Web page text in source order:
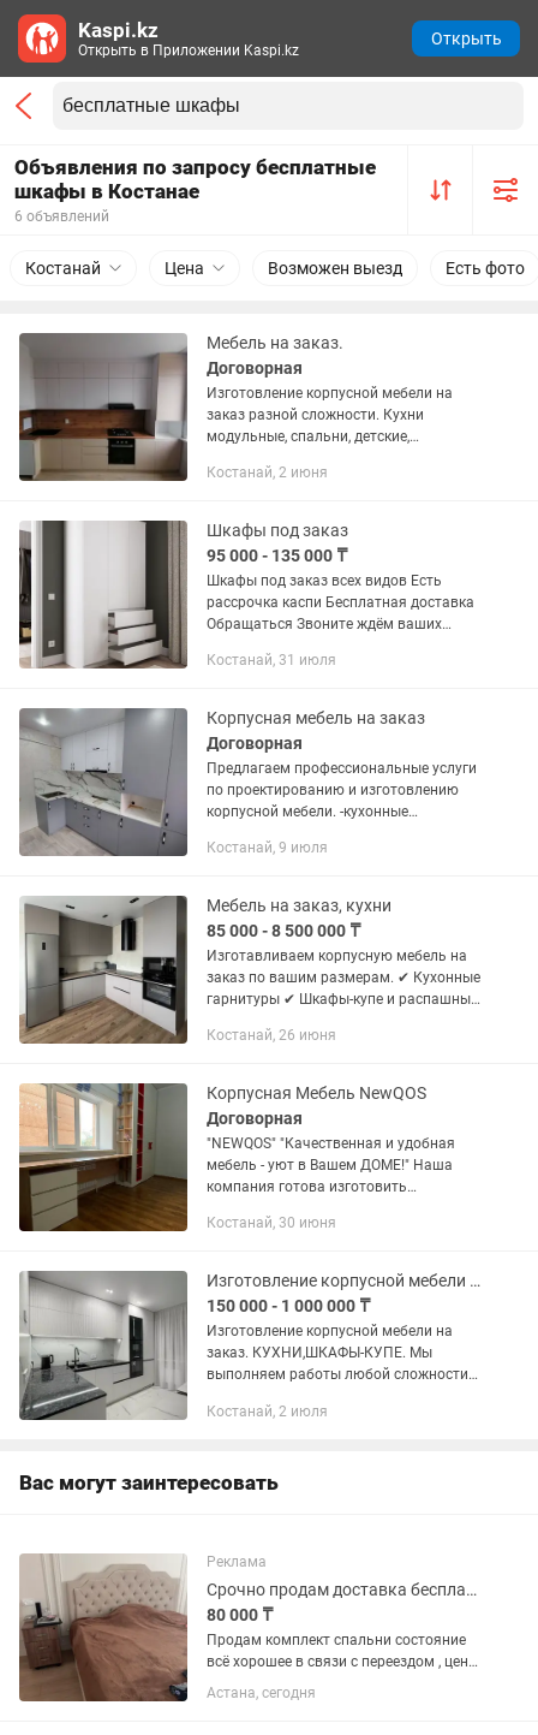
Объявления по запросу бесплатные
шкафы в Костанае
6 объявлений
Костанай Цена Возможен выезд Есть фото
Мебель на заказ.
Договорная
Изготовление корпусной мебели на
заказ разной сложности. Кухни
модульные, спальни, детские,
прочее. Приемлемые цены. Выезд на
бесплатно....
Костанай, 2 июня
Шкафы под заказ
95 000 - 135 000 ₸
Шкафы под заказ всех видов Есть
рассрочка каспи Бесплатная доставка
Обращаться Звоните ждём ваших
Костанай, 31 июля
Корпусная мебель на заказ
Договорная
Предлагаем профессиональные услуги
по проектированию и изготовлению
корпусной мебели. -кухонные
-прихожие -тумбы, стеллажи, комоды
Костанай, 9 июля
Мебель на заказ, кухни
85 000 - 8 500 000 ₸
Изготавливаем корпусную мебель на
заказ по вашим размерам. ✔ Кухонные
гарнитуры ✔ Шкафы-купе и распашные
Тумбы, комоды, ТВ-зоны ✔ Мебель для
Костанай, 26 июня
Корпусная Мебель NewQOS
Договорная
"NEWQOS" "Качественная и удобная
мебель - уют в Вашем ДОМЕ!" Наша
компания готова изготовить
по индивидуальным размерам и
выбор...
Костанай, 30 июня
Изготовление корпусной мебели на заказ.
150 000 - 1 000 000 ₸
Изготовление корпусной мебели на
заказ. КУХНИ,ШКАФЫ-КУПЕ. Мы
выполняем работы любой сложности
позвоните нам ✅ Телефон ➡️ 🏗
Костанай, 2 июля
Вас могут заинтересовать
Реклама
Срочно продам доставка бесплатно
80 000 ₸
Продам комплект спальни состояние
всё хорошее в связи с переездом , цена
за все 80 000 доставка бесплатно
шкаф тумба кровать матрас
Астана, сегодня
Kaspi.kz
Открыть в Приложении Kaspi.kz
Открыть